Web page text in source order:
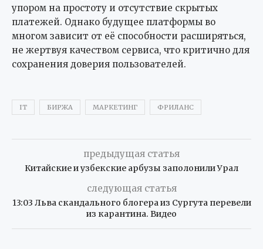
упором на простоту и отсутствие скрытых
платежей. Однако будущее платформы во
многом зависит от её способности расширяться,
не жертвуя качеством сервиса, что критично для
сохранения доверия пользователей.
IT БИРЖА МАРКЕТИНГ ФРИЛАНС
предыдущая статья
Китайские и узбекские арбузы заполонили Урал
следующая статья
13:03 Льва скандального блогера из Сургута перевели
из карантина. Видео